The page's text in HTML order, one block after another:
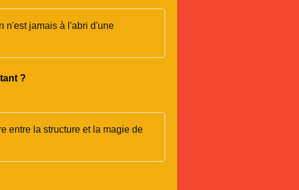
n'est jamais à l'abri d'une
?
entre la structure et la magie de